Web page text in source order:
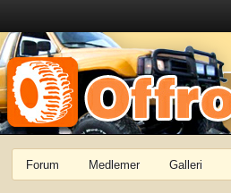
Forum Medlemer Galleri